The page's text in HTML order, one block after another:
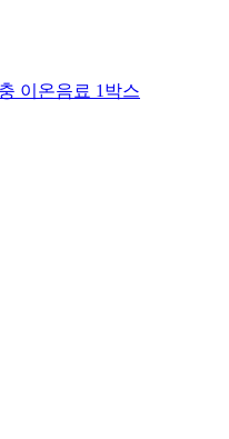
이온음료 1박스